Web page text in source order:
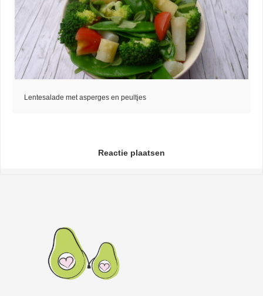
Lentesalade met asperges en peultjes
Reactie plaatsen